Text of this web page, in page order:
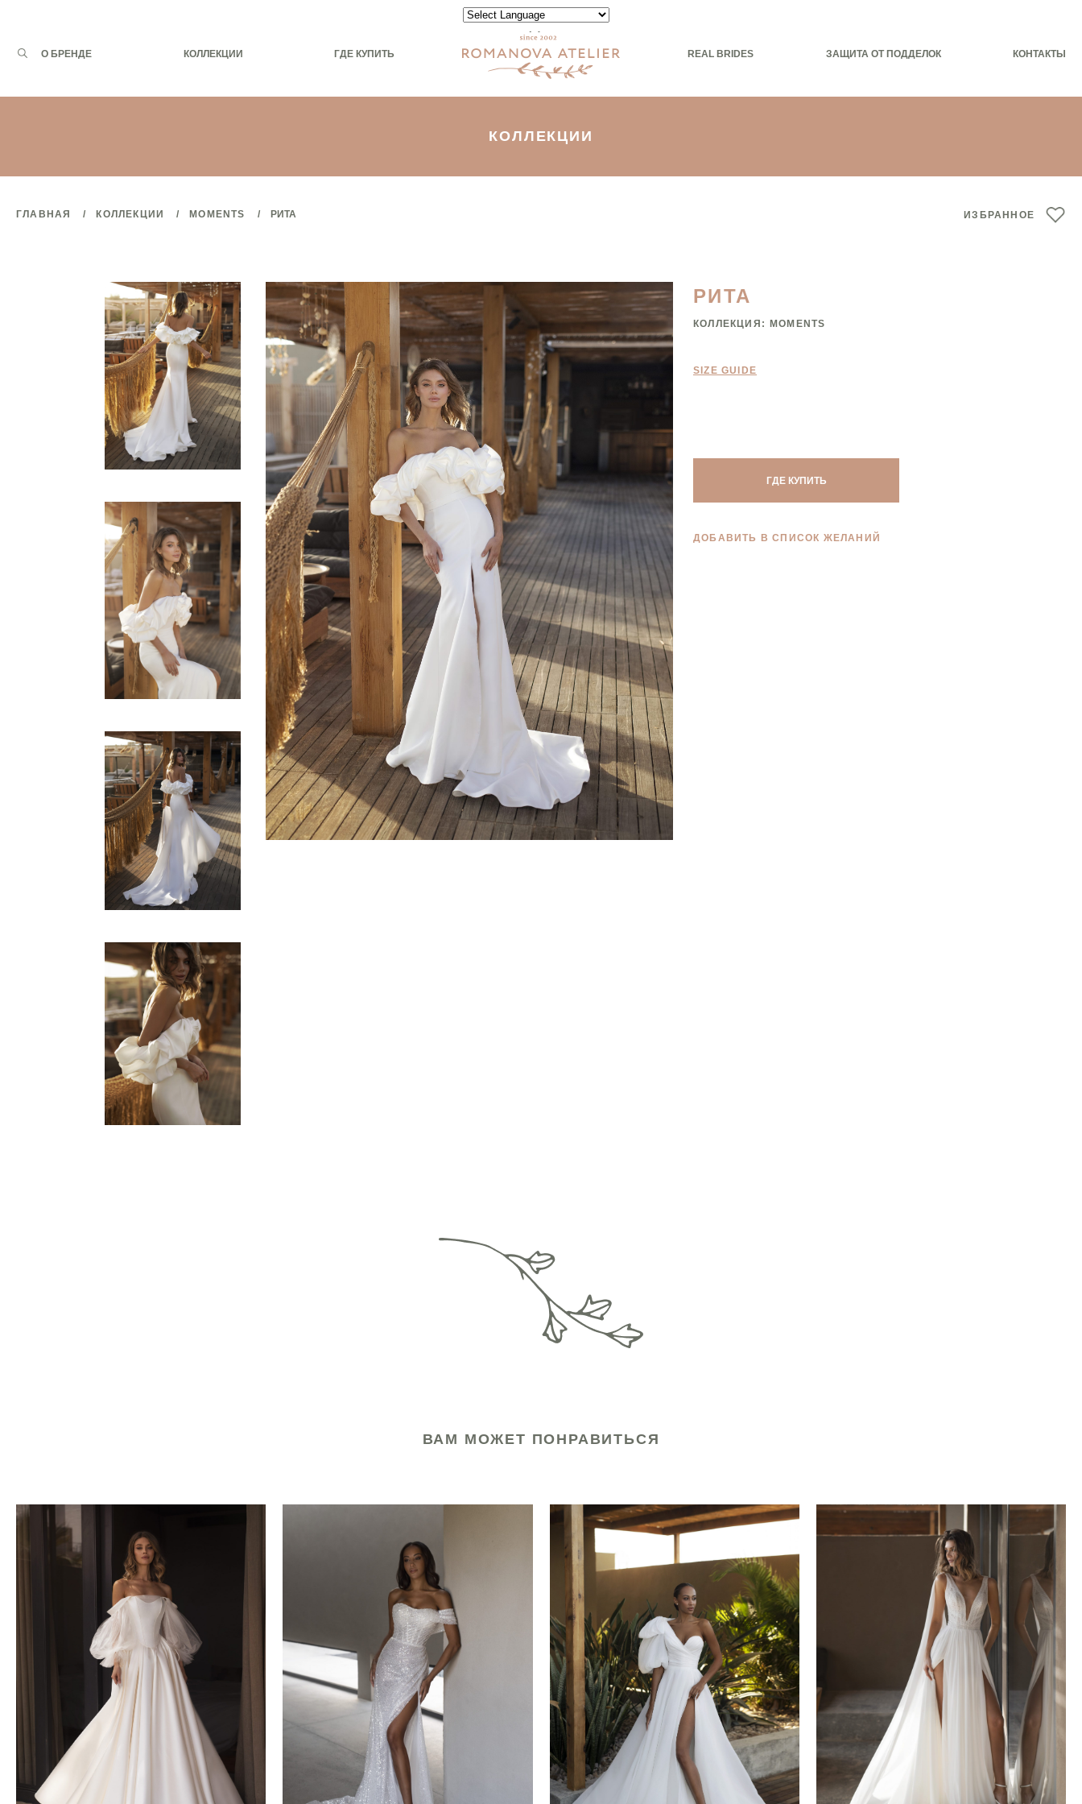
Запрос
О БРЕНДЕ КОЛЛЕКЦИИ ГДЕ КУПИТЬ REAL BRIDES ЗАЩИТА ОТ ПОДДЕЛОК КОНТАКТЫ
Powered by
КОЛЛЕКЦИИ
ГЛАВНАЯ КОЛЛЕКЦИИ MOMENTS РИТА ИЗБРАННОЕ
РИТА
КОЛЛЕКЦИЯ: MOMENTS
SIZE GUIDE
ГДЕ КУПИТЬ
ДОБАВИТЬ В СПИСОК ЖЕЛАНИЙ
ВАМ МОЖЕТ ПОНРАВИТЬСЯ